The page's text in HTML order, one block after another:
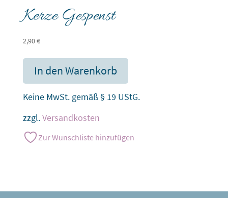
Kerze Gespenst
2,90€
In den Warenkorb
Keine MwSt. gemäß § 19 UStG.
zzgl.Versandkosten
Zur Wunschliste hinzufügen